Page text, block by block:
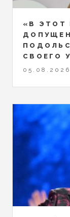
«В ЭТОТ
СВОЕГО
05.08.2026